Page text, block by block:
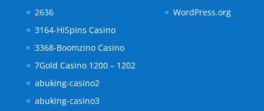
2636
3164-HiSpins Casino
3368-Boomzino Casino
7Gold Casino 1200 – 1202
abuking-casino2
abuking-casino3
WordPress.org